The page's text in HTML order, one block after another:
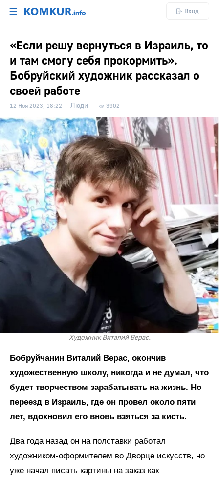
☰ Вход
«Если решу вернуться в Израиль, то
и там смогу себя прокормить».
Бобруйский художник рассказал о
своей работе
12 Ноя 2023, 18:22 Люди 3902
Художник Виталий Верас.
Бобруйчанин Виталий Верас, окончив
художественную школу, никогда и не думал, что
будет творчеством зарабатывать на жизнь. Но
переезд в Израиль, где он провел около пяти
лет, вдохновил его вновь взяться за кисть.
Два года назад он на полставки работал
художником-оформителем во Дворце искусств, но
уже начал писать картины на заказ как